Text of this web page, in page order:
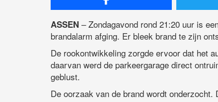
ASSEN – Zondagavond rond 21:20 uur is
brandalarm afging. Er bleek brand te zijn
De rookontwikkeling zorgde ervoor dat het
daarvan werd de parkeergarage direct
geblust.
De oorzaak van de brand wordt